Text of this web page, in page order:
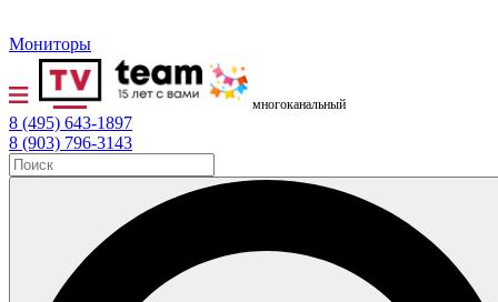
Мониторы
многоканальный
8 (495) 643-1897
8 (903) 796-3143